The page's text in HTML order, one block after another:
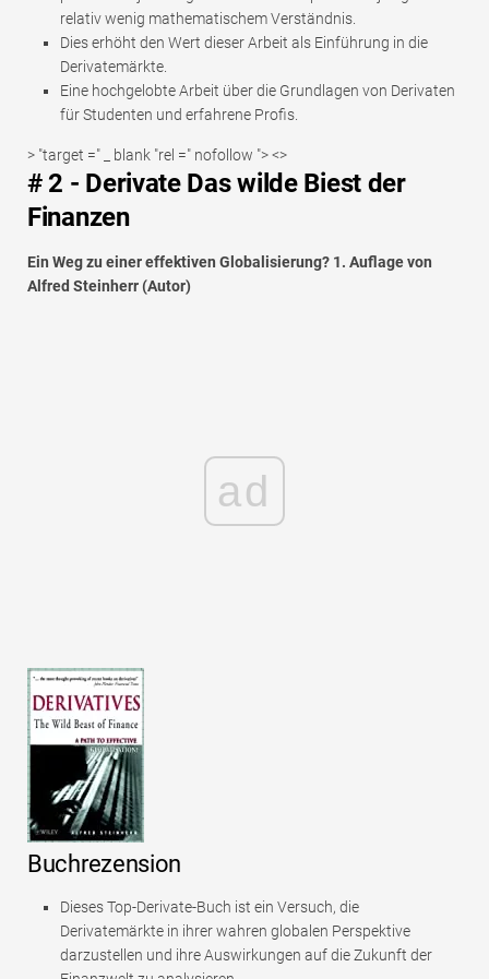
relativ wenig mathematischem Verständnis.
Dies erhöht den Wert dieser Arbeit als Einführung in die
Derivatemärkte.
Eine hochgelobte Arbeit über die Grundlagen von Derivaten
für Studenten und erfahrene Profis.
> "target =" _ blank "rel =" nofollow "> <>
# 2 - Derivate Das wilde Biest der
Finanzen
Ein Weg zu einer effektiven Globalisierung? 1. Auflage von
Alfred Steinherr (Autor)
ad
Buchrezension
Dieses Top-Derivate-Buch ist ein Versuch, die
Derivatemärkte in ihrer wahren globalen Perspektive
darzustellen und ihre Auswirkungen auf die Zukunft der